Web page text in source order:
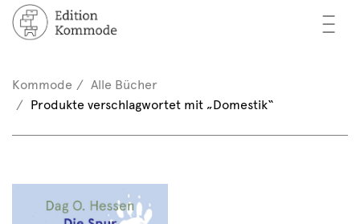
—
—
—
/ Registrieren
(0)
Kommode
Alle Bücher
Produkte verschlagwortet mit „Domestik“